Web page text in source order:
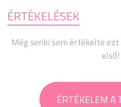
ÉRTÉKELÉSEK
Még senki sem értékelte
első!
ÉRTÉKELEM A